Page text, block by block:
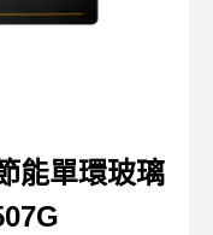
能單環玻璃